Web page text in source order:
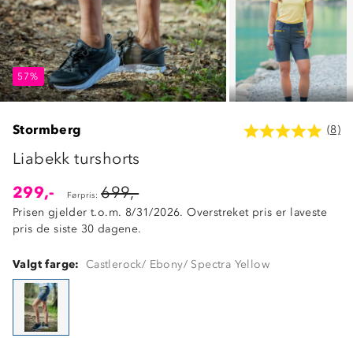
57% 57%
57%
Stormberg (8)
Liabekk turshorts
299,-
Førpris: 699,-
Prisen gjelder t.o.m. 8/31/2026. Overstreket pris er laveste
pris de siste 30 dagene.
Valgt farge: Castlerock/ Ebony/ Spectra Yellow